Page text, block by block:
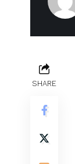
SHARE